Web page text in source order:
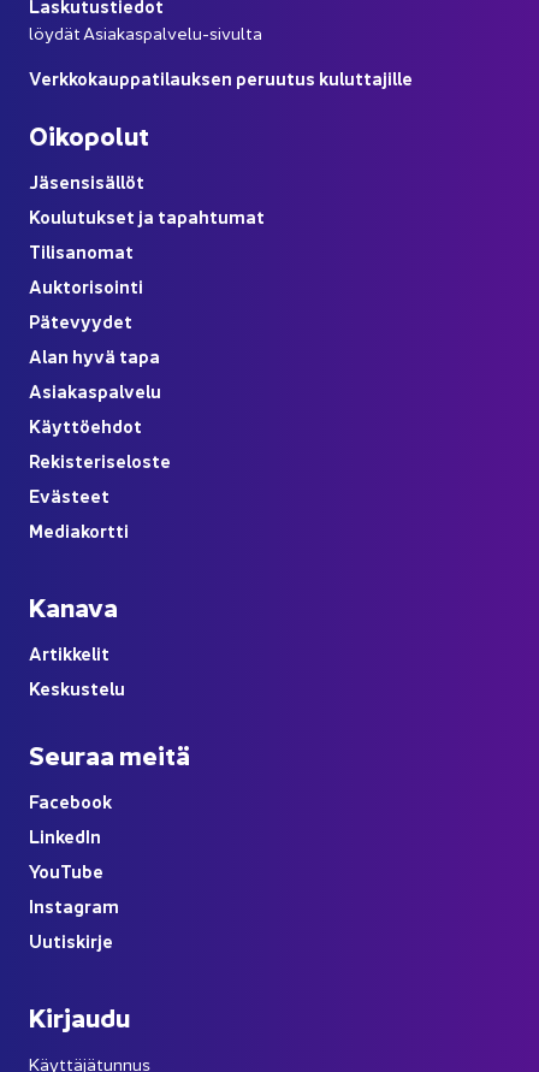
Las­ku­tus­tie­dot
löy­dät Asiakaspalvelu-​sivulta
Verk­ko­kaup­pa­ti­lauk­sen pe­ruu­tus ku­lut­ta­jil­le
Oi­ko­po­lut
Jä­sen­si­säl­löt
Kou­lu­tuk­set ja ta­pah­tu­mat
Ti­li­sa­no­mat
Auk­to­ri­soin­ti
Pä­te­vyy­det
Alan hyvä tapa
Asia­kas­pal­ve­lu
Käyt­tö­eh­dot
Re­kis­te­ri­se­los­te
Eväs­teet
Me­dia­kort­ti
Ka­na­va
Ar­tik­ke­lit
Kes­kus­te­lu
Seu­raa meitä
Face­book
Lin­ke­dIn
YouTube
Ins­ta­gram
Uu­tis­kir­je
Kir­jau­du
Käyttäjätunnus